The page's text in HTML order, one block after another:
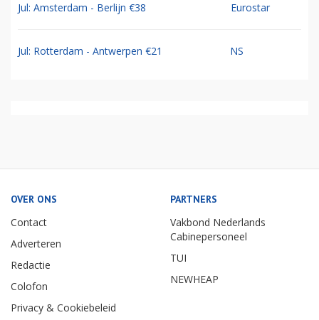
Jul: Amsterdam - Berlijn €38 Eurostar
Jul: Rotterdam - Antwerpen €21 NS
OVER ONS
Contact
Adverteren
Redactie
Colofon
Privacy & Cookiebeleid
PARTNERS
Vakbond Nederlands
Cabinepersoneel
TUI
NEWHEAP